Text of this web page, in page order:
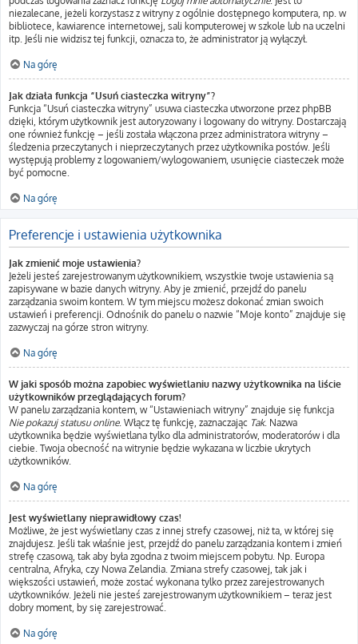
niezalecane, jeżeli korzystasz z witryny z ogólnie dostępnego komputera, np. w
bibliotece, kawiarence internetowej, sali komputerowej w szkole lub na uczelni
itp. Jeśli nie widzisz tej funkcji, oznacza to, że administrator ją wyłączył.
Na górę
Jak działa funkcja “Usuń ciasteczka witryny”?
Funkcja “Usuń ciasteczka witryny” usuwa ciasteczka utworzone przez phpBB
dzięki, którym użytkownik jest autoryzowany i logowany do witryny. Dostarczają
one również funkcję – jeśli została włączona przez administratora witryny –
śledzenia przeczytanych i nieprzeczytanych przez użytkownika postów. Jeśli
występują problemy z logowaniem/wylogowaniem, usunięcie ciasteczek może
być pomocne.
Na górę
Preferencje i ustawienia użytkownika
Jak zmienić moje ustawienia?
Jeżeli jesteś zarejestrowanym użytkownikiem, wszystkie twoje ustawienia są
zapisywane w bazie danych witryny. Aby je zmienić, przejdź do panelu
zarządzania swoim kontem. W tym miejscu możesz dokonać zmian swoich
ustawień i preferencji. Odnośnik do panelu o nazwie “Moje konto” znajduje się
zazwyczaj na górze stron witryny.
Na górę
W jaki sposób można zapobiec wyświetlaniu nazwy użytkownika na liście
użytkowników przeglądających forum?
W panelu zarządzania kontem, w “Ustawieniach witryny” znajduje się funkcja
Nie pokazuj statusu online. Włącz tę funkcję, zaznaczając Tak. Nazwa
użytkownika będzie wyświetlana tylko dla administratorów, moderatorów i dla
ciebie. Twoja obecność na witrynie będzie wykazana w liczbie ukrytych
użytkowników.
Na górę
Jest wyświetlany nieprawidłowy czas!
Możliwe, że jest wyświetlany czas z innej strefy czasowej, niż ta, w której się
znajdujesz. Jeśli tak właśnie jest, przejdź do panelu zarządzania kontem i zmień
strefę czasową, tak aby była zgodna z twoim miejscem pobytu. Np. Europa
centralna, Afryka, czy Nowa Zelandia. Zmiana strefy czasowej, tak jak i
większości ustawień, może zostać wykonana tylko przez zarejestrowanych
użytkowników. Jeżeli nie jesteś zarejestrowanym użytkownikiem – teraz jest
dobry moment, by się zarejestrować.
Na górę